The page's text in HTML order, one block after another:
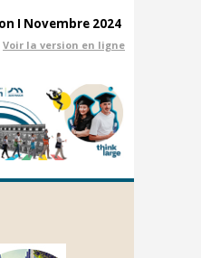
I Novembre 2024
Voir la version en ligne